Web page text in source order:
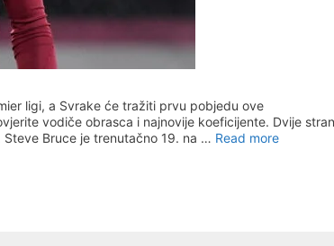
ligi, a Svrake će tražiti prvu pobjedu ove
vodiče obrasca i najnovije koeficijente. Dvije
Bruce je trenutačno 19. na … Read more